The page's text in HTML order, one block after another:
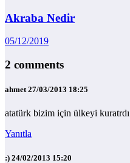
Akraba Nedir
05/12/2019
2 comments
ahmet27/03/2013 18:25
atatürk bizim için ülkeyi kuratrdı
Yanıtla
:) 24/02/2013 15:20